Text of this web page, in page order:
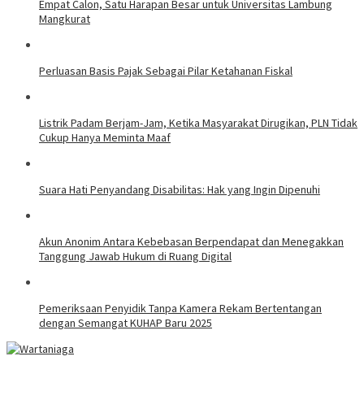
Empat Calon, Satu Harapan Besar untuk Universitas Lambung
Mangkurat
Perluasan Basis Pajak Sebagai Pilar Ketahanan Fiskal
Listrik Padam Berjam-Jam, Ketika Masyarakat Dirugikan, PLN Tidak
Cukup Hanya Meminta Maaf
Suara Hati Penyandang Disabilitas: Hak yang Ingin Dipenuhi
Akun Anonim Antara Kebebasan Berpendapat dan Menegakkan
Tanggung Jawab Hukum di Ruang Digital
Pemeriksaan Penyidik Tanpa Kamera Rekam Bertentangan
dengan Semangat KUHAP Baru 2025